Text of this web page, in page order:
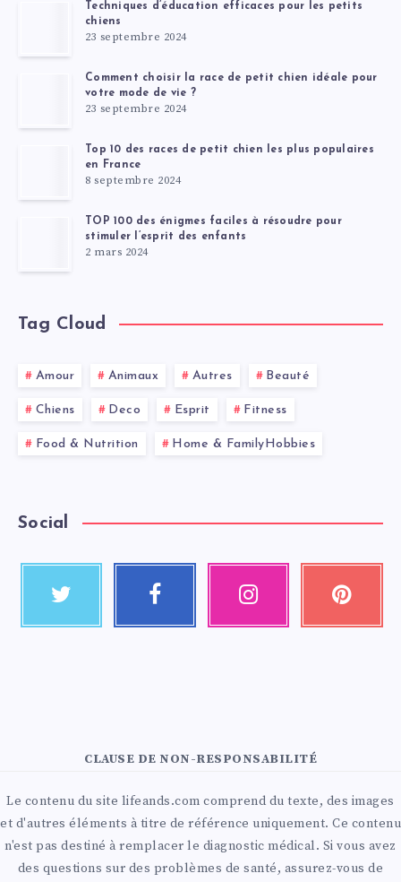
Techniques d’éducation efficaces pour les petits
chiens
23 septembre 2024
Comment choisir la race de petit chien idéale pour
votre mode de vie ?
23 septembre 2024
Top 10 des races de petit chien les plus populaires
en France
8 septembre 2024
TOP 100 des énigmes faciles à résoudre pour
stimuler l’esprit des enfants
2 mars 2024
Tag Cloud
Amour Animaux Autres Beauté
Chiens Deco Esprit Fitness
Food & Nutrition Home & FamilyHobbies
Social
CLAUSE DE NON-RESPONSABILITÉ
Le contenu du site lifeands.com comprend du texte, des images
et d'autres éléments à titre de référence uniquement. Ce contenu
n'est pas destiné à remplacer le diagnostic médical. Si vous avez
des questions sur des problèmes de santé, assurez-vous de